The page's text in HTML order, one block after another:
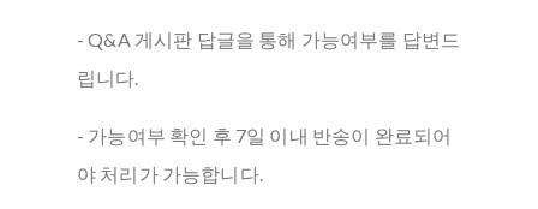
- Q&A 게시판 답글을 통해 가능여부를 답변드
립니다.
- 가능여부 확인 후 7일 이내 반송이 완료되어
야 처리가 가능합니다.